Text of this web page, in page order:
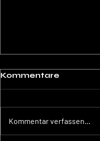
Kommentare
Kommentar verfassen...